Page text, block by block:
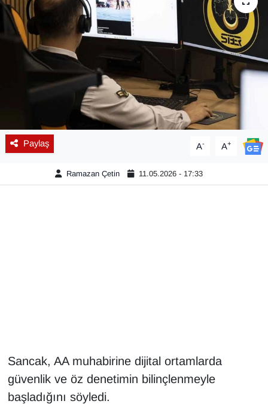
Paylaş A- A+
Ramazan Çetin 11.05.2026 - 17:33
Sancak, AA muhabirine dijital ortamlarda
güvenlik ve öz denetimin bilinçlenmeyle
başladığını söyledi.
DÜNYA
EĞİTİM
EKONOMİ
Emlak
En çok konuşulanlar
İngilizce
Kadın